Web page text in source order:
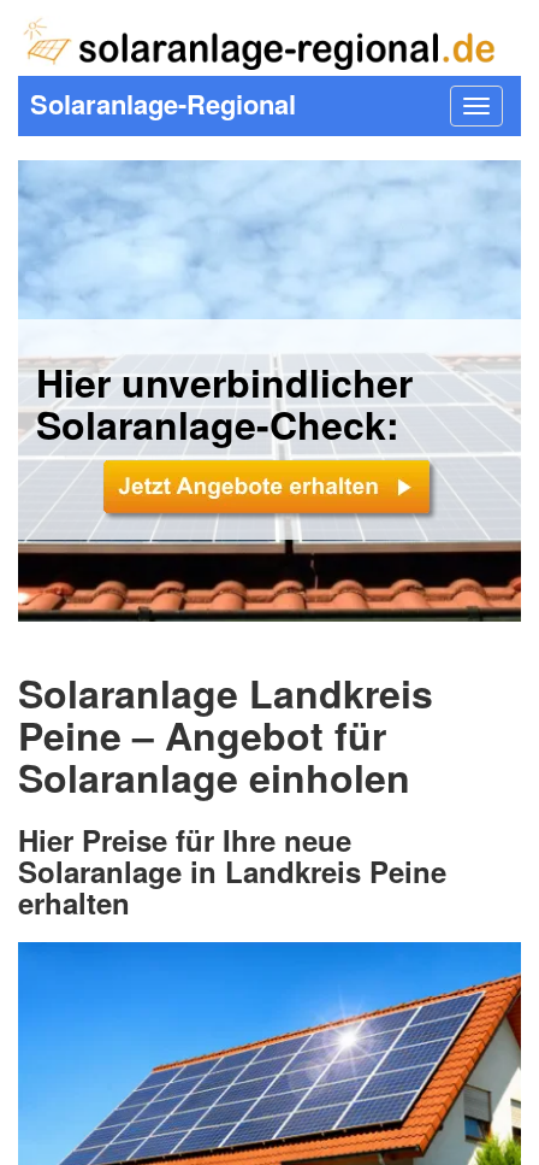
Toggle
Solaranlage-Regional
Hier unverbindlicher
Solaranlage-Check:
Solaranlage Landkreis
Peine – Angebot für
Solaranlage einholen
Hier Preise für Ihre neue
Solaranlage in Landkreis Peine
erhalten